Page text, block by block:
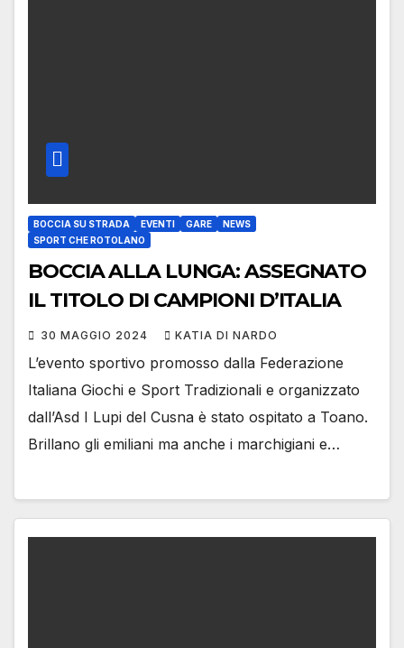
BOCCIA SU STRADA EVENTI GARE
NEWS
SPORT CHE ROTOLANO
BOCCIA ALLA LUNGA: ASSEGNATO
IL TITOLO DI CAMPIONI D’ITALIA
30 MAGGIO 2024 KATIA DI NARDO
L’evento sportivo promosso dalla Federazione
Italiana Giochi e Sport Tradizionali e organizzato
dall’Asd I Lupi del Cusna è stato ospitato a Toano.
Brillano gli emiliani ma anche i marchigiani e…